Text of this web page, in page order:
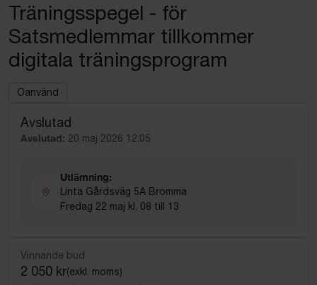
Träningsspegel - för
Satsmedlemmar tillkommer
digitala träningsprogram
Oanvänd
Avslutad
Avslutad: 20 maj 2026 12:05
Utlämning:
Linta Gårdsväg 5A Bromma
Fredag 22 maj kl. 08 till 13
Vinnande bud
2 050 kr(exkl. moms)